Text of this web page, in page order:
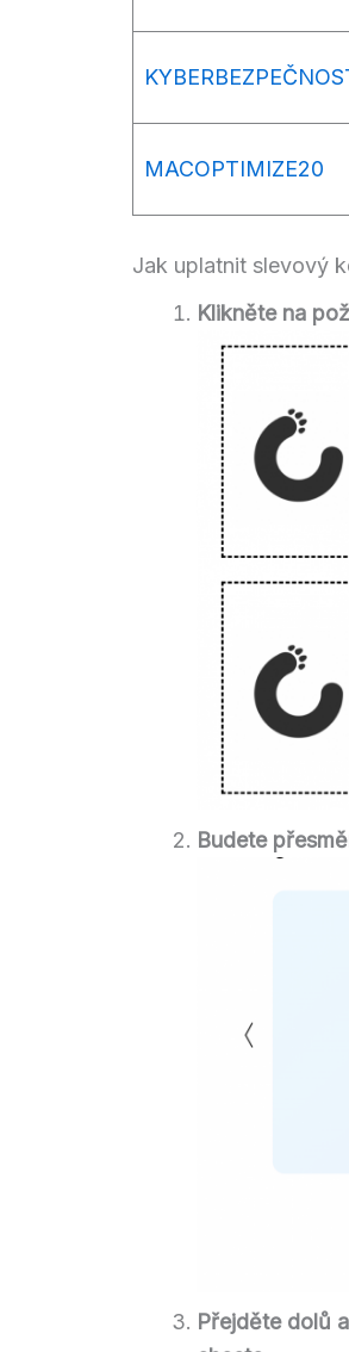
MACOPTIMIZE20
Jak uplatnit slevový
Klikněte na
Budete
Přejděte dolů